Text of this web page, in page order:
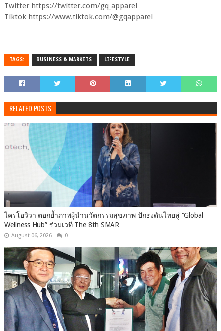
Twitter https://twitter.com/gq_apparel
Tiktok https://www.tiktok.com/@gqapparel
TAGS: BUSINESS & MARKETS LIFESTYLE
RELATED POSTS
ไครโอวิวา ตอกย้ำภาพผู้นำนวัตกรรมสุขภาพ ปักธงดันไทยสู่ “Global
Wellness Hub” ร่วมเวที The 8th SMAR
August 06, 2026 0